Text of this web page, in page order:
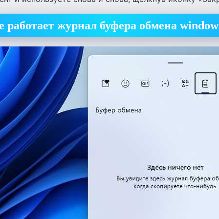
работает журнал буфера обмена